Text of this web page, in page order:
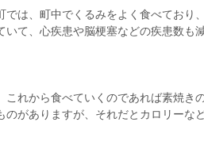
では、町中でくるみをよく食べており
いて、心疾患や脳梗塞などの疾患数も
これから食べていくのであれば素焼き
のがありますが、それだとカロリーな